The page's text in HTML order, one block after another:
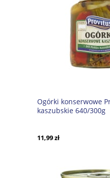
Ogórki konserwowe
kaszubskie 640/300g
11,99 zł